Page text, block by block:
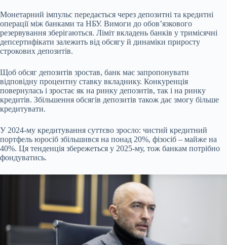
Монетарний імпульс передається через депозитні та кредитні
операції між банками та НБУ. Вимоги до обов’язкового
резервування зберігаються. Ліміт вкладень банків у тримісячні
депсертифікати залежить від обсягу й динаміки приросту
строкових депозитів.
Щоб обсяг депозитів зростав, банк має запропонувати
відповідну процентну ставку вкладнику. Конкуренція
повернулась і зростає як на ринку депозитів, так і на ринку
кредитів. Збільшення обсягів депозитів також дає змогу більше
кредитувати.
У 2024-му кредитування суттєво зросло: чистий кредитний
портфель юросіб збільшився на понад 20%, фізосіб – майже на
40%. Ця тенденція збережеться у 2025-му, тож банкам потрібно
фондуватись.